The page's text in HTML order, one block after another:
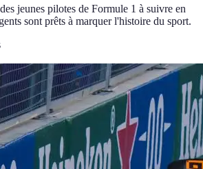
jeunes pilotes de Formule 1 à suivre en
sont prêts à marquer l'histoire du sport.